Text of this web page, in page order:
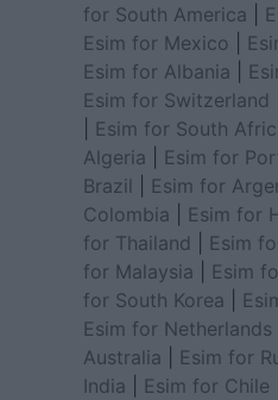
for South America
Esim for Mexico
Esim for Albania
Esim for Switzerland
Esim for South
Algeria
Esim for
Brazil
Esim for
Colombia
Esim for
for Thailand
Esim
for Malaysia
Esim
for South Korea
Esim for Netherlands
Australia
Esim for
India
Esim for Chile